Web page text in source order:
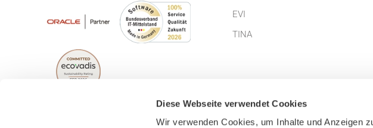
Diese Webseite verwendet Cookies
Wir verwenden Cookies, um Inhalte und Anzeigen
EVI
TINA